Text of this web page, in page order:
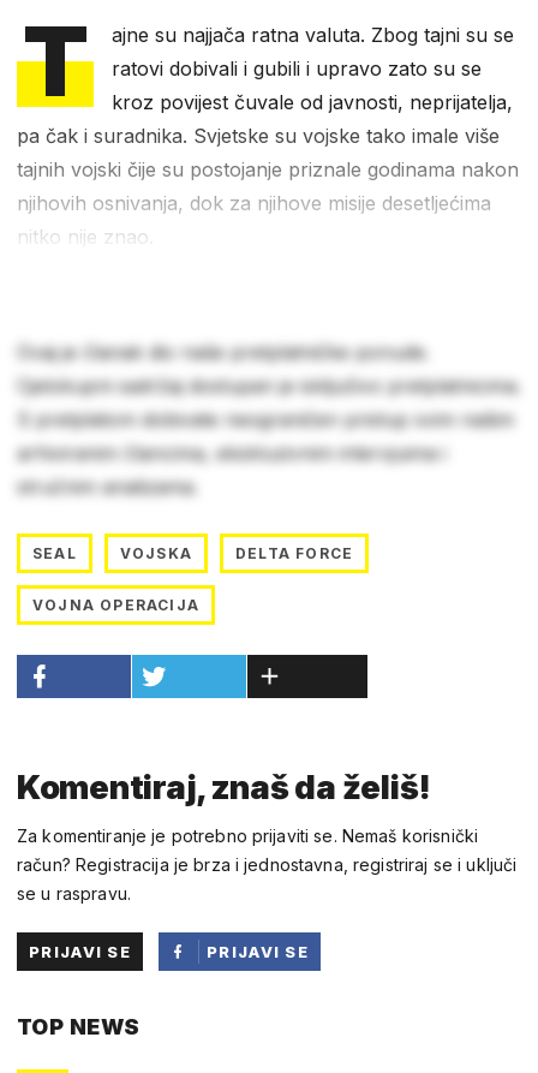
T
ajne su najjača ratna valuta. Zbog tajni su se
ratovi dobivali i gubili i upravo zato su se
kroz povijest čuvale od javnosti, neprijatelja,
pa čak i suradnika. Svjetske su vojske tako imale više
tajnih vojski čije su postojanje priznale godinama nakon
njihovih osnivanja, dok za njihove misije desetljećima
nitko nije znao.
Ovaj je članak dio naše pretplatničke ponude.
Cjelokupni sadržaj dostupan je isključivo pretplatnicima.
S pretplatom dobivate neograničen pristup svim našim
arhiviranim člancima, ekskluzivnim intervjuima i
stručnim analizama.
SEAL VOJSKA DELTA FORCE
VOJNA OPERACIJA
Komentiraj, znaš da želiš!
Za komentiranje je potrebno prijaviti se. Nemaš korisnički
račun? Registracija je brza i jednostavna, registriraj se i uključi
se u raspravu.
PRIJAVI SE
PRIJAVI SE
TOP NEWS